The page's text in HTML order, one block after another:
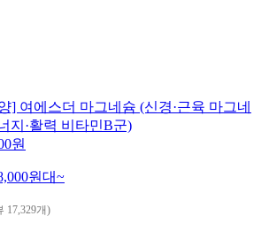
] 여에스더 마그네슘 (신경·근육 마그네
지·활력 비타민B군)
원
원대~
17,329개)